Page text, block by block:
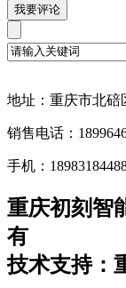
地址：重庆市北碚
销售电话：
手机：
重庆初刻智
有
技术支持：